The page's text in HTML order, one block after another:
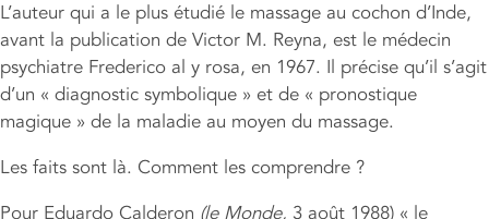
L’auteur qui a le plus étudié le massage au cochon d’Inde,
avant la publication de Victor M. Reyna, est le médecin
psychiatre Frederico al y rosa, en 1967. Il précise qu’il s’agit
d’un « diagnostic symbolique » et de « pronostique
magique » de la maladie au moyen du massage.
Les faits sont là. Comment les comprendre ?
Pour Eduardo Calderon (le Monde, 3 août 1988) « le